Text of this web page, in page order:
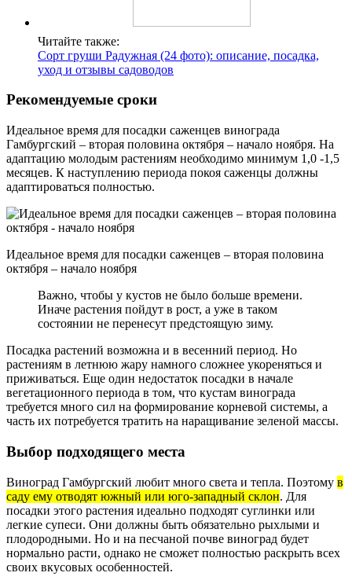
Читайте также:
Сорт груши Радужная (24 фото): описание, посадка,
уход и отзывы садоводов
Рекомендуемые сроки
Идеальное время для посадки саженцев винограда
Гамбургский – вторая половина октября – начало ноября. На
адаптацию молодым растениям необходимо минимум 1,0 -1,5
месяцев. К наступлению периода покоя саженцы должны
адаптироваться полностью.
Идеальное время для посадки саженцев – вторая половина
октября – начало ноября
Важно, чтобы у кустов не было больше времени.
Иначе растения пойдут в рост, а уже в таком
состоянии не перенесут предстоящую зиму.
Посадка растений возможна и в весенний период. Но
растениям в летнюю жару намного сложнее укореняться и
приживаться. Еще один недостаток посадки в начале
вегетационного периода в том, что кустам винограда
требуется много сил на формирование корневой системы, а
часть их потребуется тратить на наращивание зеленой массы.
Выбор подходящего места
Виноград Гамбургский любит много света и тепла. Поэтому в
саду ему отводят южный или юго-западный склон. Для
посадки этого растения идеально подходят суглинки или
легкие супеси. Они должны быть обязательно рыхлыми и
плодородными. Но и на песчаной почве виноград будет
нормально расти, однако не сможет полностью раскрыть всех
своих вкусовых особенностей.